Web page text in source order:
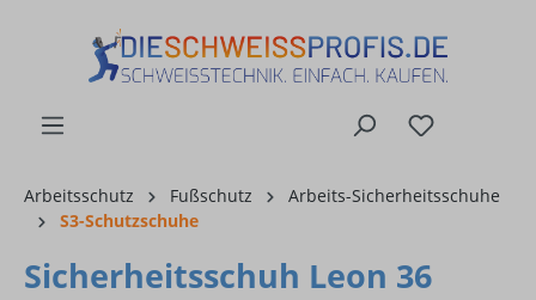
Arbeitsschutz Fußschutz
Arbeits-Sicherheitsschuhe
S3-Schutzschuhe
Sicherheitsschuh Leon 36